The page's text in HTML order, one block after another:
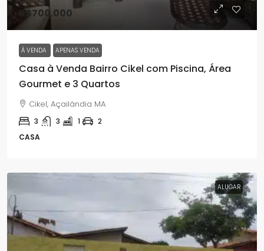
R$700.000
À VENDA APENAS VENDA
Casa à Venda Bairro Cikel com Piscina, Área
Gourmet e 3 Quartos
Cikel, Açailândia MA
3 3 1
2
CASA
ALUGAR